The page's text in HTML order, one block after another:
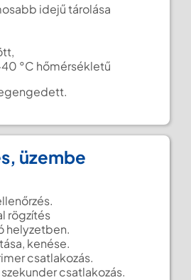
idejű tárolása
°C hőmérsékletű
üzembe
rögzítés
helyzetben.
kenése.
csatlakozás.
csatlakozás.